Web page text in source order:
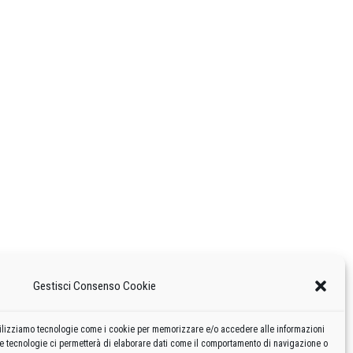
Gestisci Consenso Cookie
tecnologie come i cookie per memorizzare e/o accedere alle informazioni
tecnologie ci permetterà di elaborare dati come il comportamento di navigazione o